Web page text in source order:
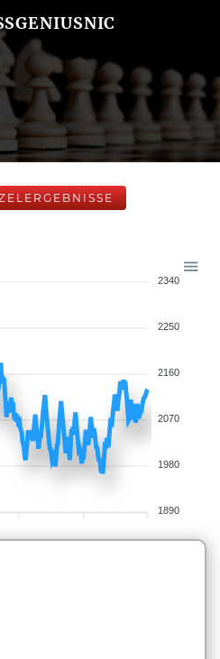
2340
2250
2160
2070
1980
1890